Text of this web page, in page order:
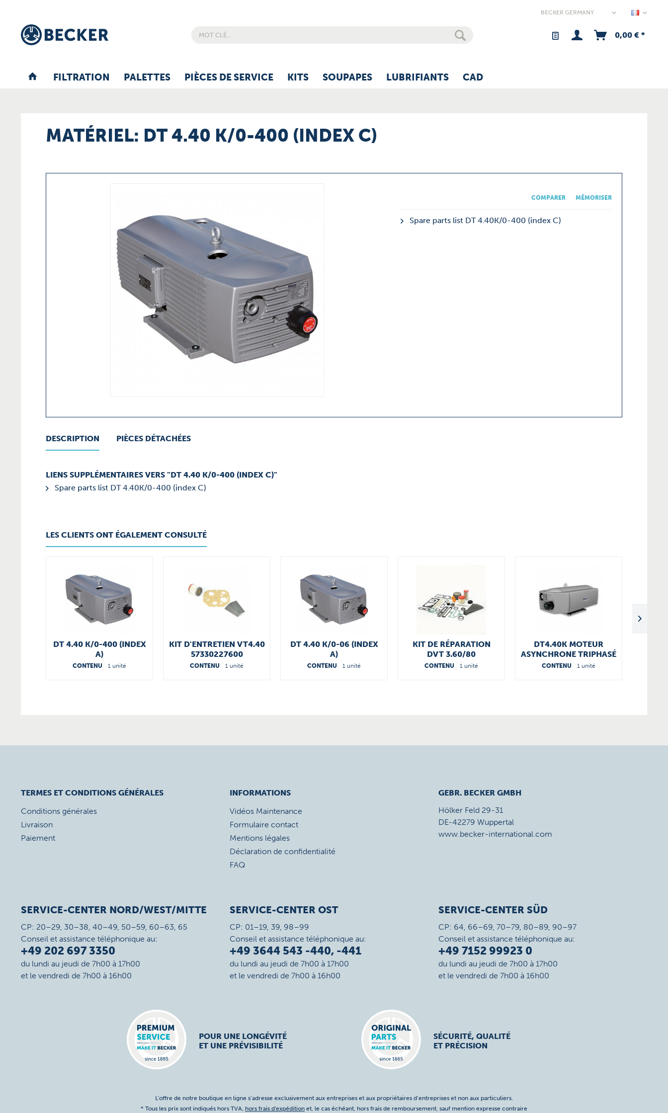
0,00 € *
FILTRATION PALETTES PIÈCES DE SERVICE KITS SOUPAPES LUBRIFIANTS CAD
MATÉRIEL: DT 4.40 K/0-400 (INDEX C)
COMPARER MÉMORISER
Spare parts list DT 4.40K/0-400 (index C)
DESCRIPTION PIÈCES DÉTACHÉES
LIENS SUPPLÉMENTAIRES VERS "DT 4.40 K/0-400 (INDEX C)"
Spare parts list DT 4.40K/0-400 (index C)
LES CLIENTS ONT ÉGALEMENT CONSULTÉ
DT 4.40 K/0-400 (INDEX
A)
CONTENU 1 unité
KIT D'ENTRETIEN VT4.40
57330227600
CONTENU 1 unité
DT 4.40 K/0-06 (INDEX
A)
CONTENU 1 unité
KIT DE RÉPARATION
DVT 3.60/80
56630044000
CONTENU 1 unité
DT4.40K MOTEUR
ASYNCHRONE TRIPHASÉ
CONTENU 1 unité
TERMES ET CONDITIONS GÉNÉRALES
Conditions générales
Livraison
Paiement
INFORMATIONS
Vidéos Maintenance
Formulaire contact
Mentions légales
Déclaration de confidentialité
FAQ
GEBR. BECKER GMBH
Hölker Feld 29-31
DE-42279 Wuppertal
www.becker-international.com
SERVICE-CENTER NORD/WEST/MITTE
CP: 20–29, 30–38, 40–49, 50–59, 60–63, 65
Conseil et assistance téléphonique au:
+49 202 697 3350
du lundi au jeudi de 7h00 à 17h00
et le vendredi de 7h00 à 16h00
SERVICE-CENTER OST
CP: 01–19, 39, 98–99
Conseil et assistance téléphonique au:
+49 3644 543 -440, -441
du lundi au jeudi de 7h00 à 17h00
et le vendredi de 7h00 à 16h00
SERVICE-CENTER SÜD
CP: 64, 66–69, 70–79, 80–89, 90–97
Conseil et assistance téléphonique au:
+49 7152 99923 0
du lundi au jeudi de 7h00 à 17h00
et le vendredi de 7h00 à 16h00
POUR UNE LONGÉVITÉ
ET UNE PRÉVISIBILITÉ
SÉCURITÉ, QUALITÉ
ET PRÉCISION
L’offre de notre boutique en ligne s’adresse exclusivement aux entreprises et aux propriétaires d’entreprises et non aux particuliers.
* Tous les prix sont indiqués hors TVA, hors frais d'expédition et, le cas échéant, hors frais de remboursement, sauf mention expresse contraire